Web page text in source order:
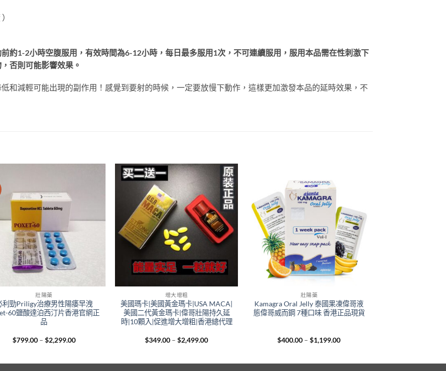
約1-2小時空腹服用，有效時間為6-12小時，每日最多服用1次，不可連續服用，服用本品需在性刺激下
否則可能影響效果。
和減輕可能出現的副作用！感覺到要射的時候，一定要放慢下動作，這樣更加激發本品的延時效果，不
壯陽藥
利勁Priligy治療男性陽痿早洩
60鹽酸達泊西汀片香港官網正
品
$799.00 – $2,299.00Price
增大增粗
美國瑪卡|美國黃金瑪卡|USA MACA|
美國二代黃金瑪卡|偉哥壯陽持久延
時|10顆入|促進增大增粗|香港總代理
$349.00 – $2,499.00Price
壯陽藥
Kamagra Oral Jelly 泰國果凍偉哥液
態偉哥威而鋼 7種口味 香港正品現貨
$400.00 – $1,199.00Price